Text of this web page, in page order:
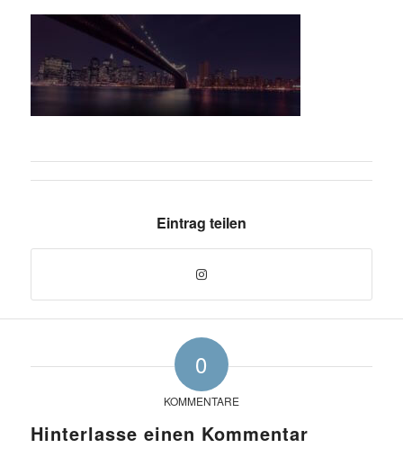
Eintrag teilen
0
KOMMENTARE
Hinterlasse einen Kommentar